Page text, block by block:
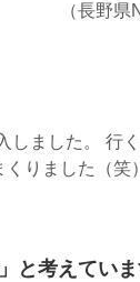
しました。 行
りました（笑
と考えてい